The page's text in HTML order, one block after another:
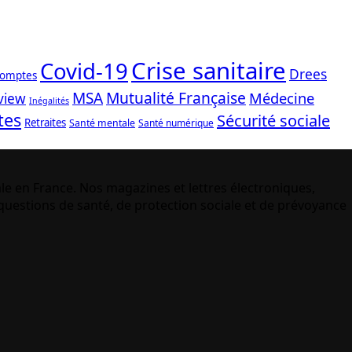
Covid-19Crise sanitaire Drees
Inégalités MSAMutualité Française Médecine
Retraites Santé mentale Santé numérique Sécurité sociale